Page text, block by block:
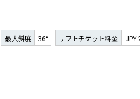
最大斜度 36° リフトチケット料金 JPY